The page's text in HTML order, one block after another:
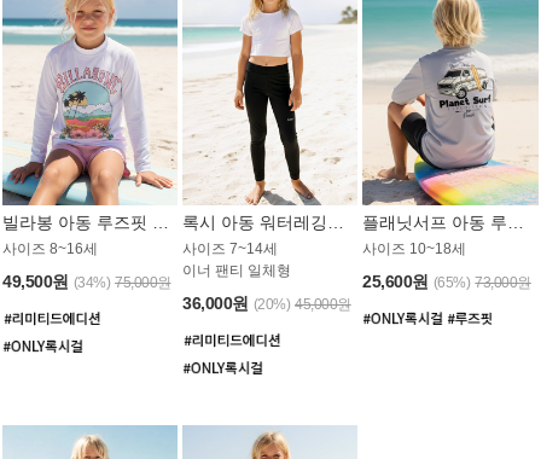
사이즈 8~16세
49,500원 (34%) 75,000원
사이즈 7~14세
이너 팬티 일체형
36,000원 (20%) 45,000원
사이즈 10~18세
25,600원 (65%) 73,000원